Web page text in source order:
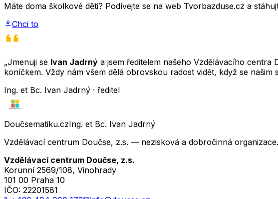
Máte doma školkové děti? Podívejte se na web Tvorbazduse.cz a
Chci to
„Jmenuji se Ivan Jadrný a jsem ředitelem našeho Vzdělávacího centra
koníčkem. Vždy nám všem dělá obrovskou radost vidět, když se našim
Ing. et Bc. Ivan Jadrný · ředitel
Doučsematiku.czIng. et Bc. Ivan Jadrný
Vzdělávací centrum Doučse, z.s. — nezisková a dobročinná
Vzdělávací centrum Doučse, z.s.
Korunní 2569/108, Vinohrady
101 00 Praha 10
IČO: 22201581